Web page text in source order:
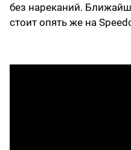
без нареканий.
стоит опять же на